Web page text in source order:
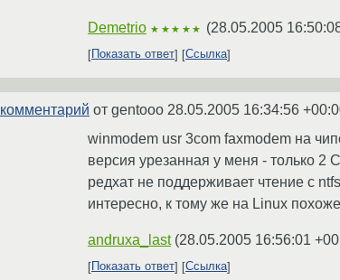
Demetrio ★★★★★ (28.05.2005
Показать ответ Ссылка
комментарий от gentooo 28.05.2005 16:34:56
winmodem usr 3com faxmodem на
версия урезанная у меня - только 2
редхат не поддерживает чтение с
интересно, к тому же на Linux
andruxa_last (28.05.2005 16:56:01
Показать ответ
Ссылка